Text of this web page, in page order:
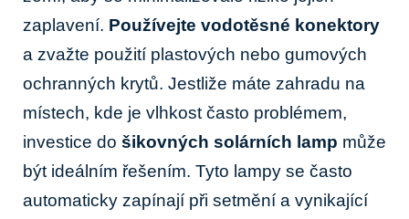
zaplavení. Používejte‌ vodotěsné konektory
⁤a zvažte použití plastových nebo​ gumových
ochranných krytů. Jestliže máte zahradu ⁣na
místech, kde⁤ je vlhkost⁢ často problémem,
investice do​ šikovných solárních⁣ lamp může
být ideálním řešením. ⁣Tyto lampy‍ se často
automaticky‌ zapínají při setmění a vynikající